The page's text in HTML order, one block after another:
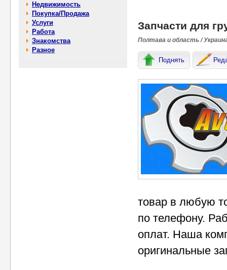
Недвижимость
Покупка/Продажа
Услуги
Работа
Знакомства
Разное
Запчасти для
Полтава и область /
Поднять
товар в любую
по телефону.
оплат. Наша
оригинальные